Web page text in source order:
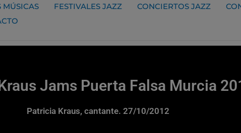
MÚSICAS FESTIVALES JAZZ CONCIERTOS JAZZ
Jams Puerta Falsa Murcia
Patricia Kraus, cantante. 27/10/2012